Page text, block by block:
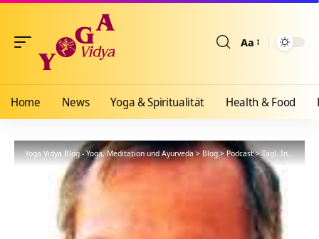
Aa
Home News Yoga & Spiritualität Health & Food
Yoga Vidya Blog - Yoga, Meditation und Ayurveda>Blog>Podcast>Tägl. Inspiration